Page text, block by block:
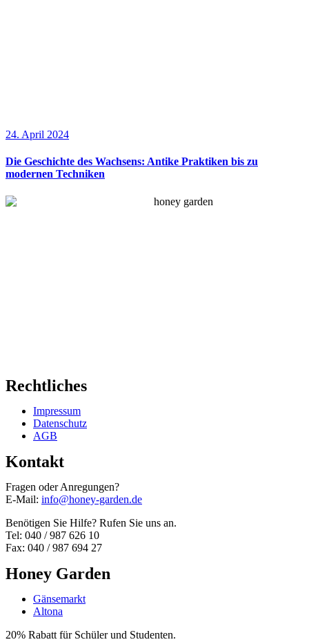
24. April 2024
Die Geschichte des Wachsens: Antike Praktiken bis zu
modernen Techniken
Rechtliches
Impressum
Datenschutz
AGB
Kontakt
Fragen oder Anregungen?
E-Mail: info@honey-garden.de
Benötigen Sie Hilfe? Rufen Sie uns an.
Tel: 040 / 987 626 10
Fax: 040 / 987 694 27
Honey Garden
Gänsemarkt
Altona
20% Rabatt für Schüler und Studenten.